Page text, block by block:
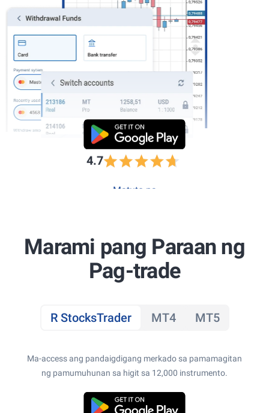
4.7
Matuto pa
Marami pang Paraan ng
Pag-trade
R StocksTrader MT4 MT5
Ma-access ang pandaigdigang merkado sa pamamagitan
ng pamumuhunan sa higit sa 12,000 instrumento.